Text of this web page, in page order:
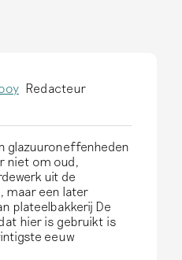
Redacteur
glazuuroneffenheden
niet om oud,
uit de
maar een later
plateelbakkerij De
hier is gebruikt is
eeuw